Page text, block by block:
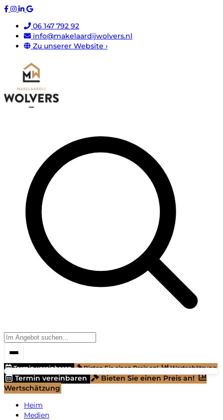
06 147 792 92
info@makelaardijwolvers.nl
Zu unserer Website ›
Termin vereinbaren Bieten Sie einen Preis an! Wertschätzung
Termin vereinbaren
Bieten Sie einen Preis an!
Wertschätzung
Heim
Medien